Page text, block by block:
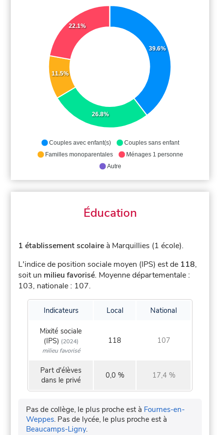
39.6%
26.8%
11.5%
22.1%
Couples avec enfant(s)
Couples sans enfant
Familles monoparentales
Ménages 1 personne
Autre
Éducation
1 établissement scolaire à Marquillies (1 école).
L'indice de position sociale moyen (IPS) est de 118,
soit un milieu favorisé. Moyenne départementale :
103, nationale : 107.
Indicateurs Local National
Mixité sociale
(IPS) (2024)
milieu favorisé
118 107
Part d'élèves
dans le privé
0,0 % 17,4 %
Pas de collège, le plus proche est à Fournes-en-
Weppes. Pas de lycée, le plus proche est à
Beaucamps-Ligny.